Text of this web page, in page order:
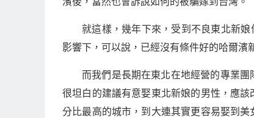
就這樣，幾年下來，受到不良東北新
影響下，可以說，已經沒有條件好的哈爾濱
而我們是長期在東北在地經營的專業
很坦白的建議有意娶東北新娘的男性，應
分比最高的城市，到大連其實更容易娶到